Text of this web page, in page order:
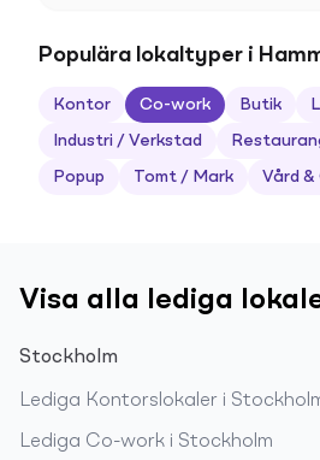
Populära lokaltyper i
Kontor Co-work Butik
Industri / Verkstad
Popup Tomt / Mark Vård &
Visa alla lediga
Stockholm
Lediga Kontorslokaler i
Lediga Co-work i Stockholm